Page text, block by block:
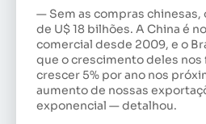
— Sem as compras
de U$ 18 bilhões. A China é
comercial desde 2009, e o
que o crescimento deles nos
crescer 5% por ano nos
aumento de nossas
exponencial — detalhou.